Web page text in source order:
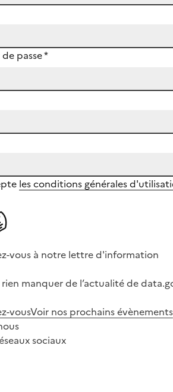
passe*
les conditions générales
vous à notre lettre d'information
rien manquer de l’actualité de
vousVoir nos prochains évènements
sociaux